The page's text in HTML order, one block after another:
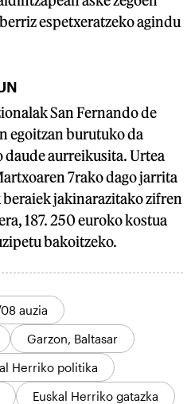
espetxeratzeko agindu
San Fernando de
egoitzan burutuko da
daude aurreikusita. Urtea
7rako dago jarrita
beraiek jakinarazitako zifren
187. 250 euroko kostua
bakoitzeko.
auzia
Garzon, Baltasar
Herriko politika
Euskal Herriko gatazka